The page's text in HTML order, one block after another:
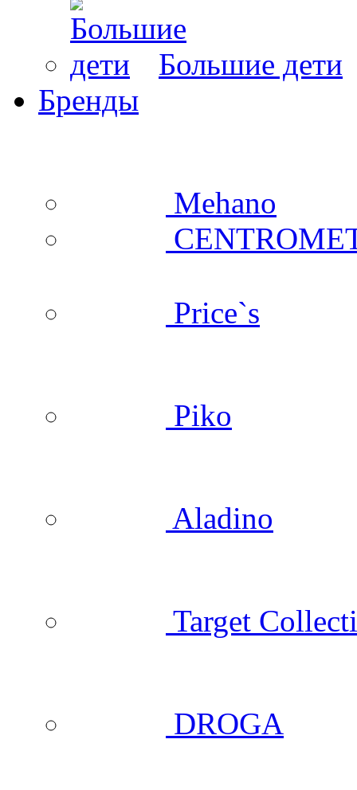
Большие дети
Бренды
Mehano
Price`s
Piko
Aladino
Target
DROGA